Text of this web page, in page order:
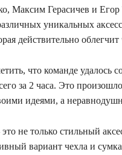
Максим Герасичев и Егор
уникальных
действительно
что команде удалось
за 2 часа. Это
идеями, а
не только стильный
вариант чехла и